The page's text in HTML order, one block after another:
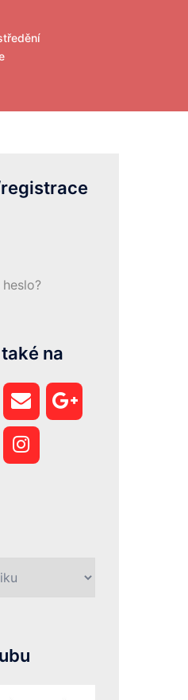
na